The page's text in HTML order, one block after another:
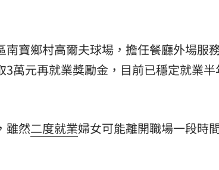
寶鄉村高爾夫球場，擔任餐廳外場服
萬元再就業獎勵金，目前已穩定就業半
雖然二度就業婦女可能離開職場一段時